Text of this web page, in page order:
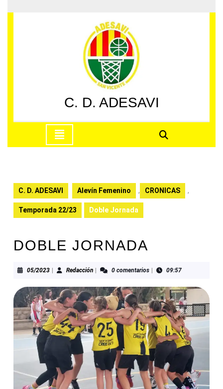
al
C. D. ADESAVI
apertura
C. D. ADESAVI Alevín Femenino , CRONICAS ,
Temporada 22/23 Doble Jornada
DOBLE JORNADA
05/202305/2023RedacciónRedacción0 comentarios 09:57